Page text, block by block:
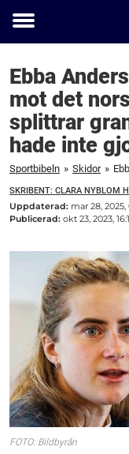
Toggle
Ebba
mot det
splittrar
hade inte
Sportbibeln » Skidor »
SKRIBENT: CLARA NYBLOM
Uppdaterad: mar 28, 2025,
Publicerad: okt 23, 2023,
FOTO: Bildbyrån